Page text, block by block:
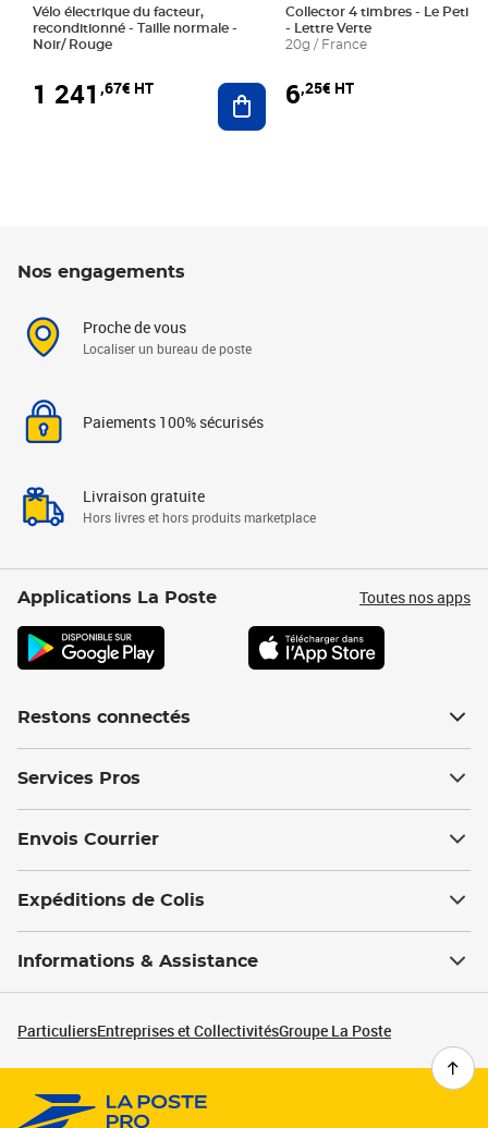
Vélo électrique du facteur,
reconditionné - Taille normale -
Noir/ Rouge
1 241 ,67€ HT Ajouter au panier
Collector 4 timbres - Le Petit
- Lettre Verte
20g / France
6,25€ HT
Nos engagements
Proche de vous
Localiser un bureau de poste
Paiements 100% sécurisés
Livraison gratuite
Hors livres et hors produits marketplace
Applications La Poste Toutes nos apps
Restons connectés
Services Pros
Envois Courrier
Expéditions de Colis
Informations & Assistance
ParticuliersEntreprises et CollectivitésGroupe La Poste